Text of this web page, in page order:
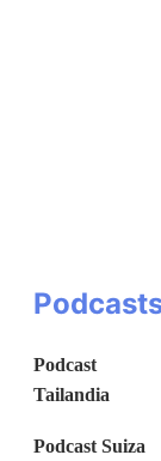
Podcast
Tailandia
Podcast Suiza